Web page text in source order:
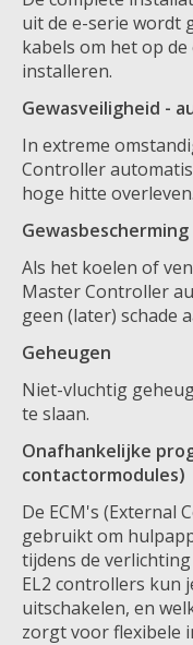
uit de e-serie wordt
kabels om het op
installeren.
Gewasveiligheid -
In extreme
Controller
hoge hitte overleven.
Als het koelen of
Master Controller
geen (later) schade
Geheugen
Niet-vluchtig
te slaan.
Onafhankelijke
contactormodules)
De ECM's (External
gebruikt om
tijdens de
EL2 controllers kun
uitschakelen, en
zorgt voor flexibele